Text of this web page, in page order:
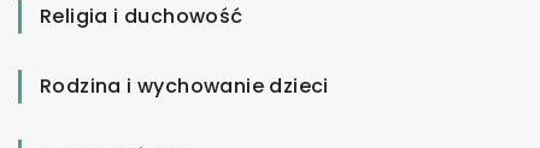
Religia i duchowość
Rodzina i wychowanie dzieci